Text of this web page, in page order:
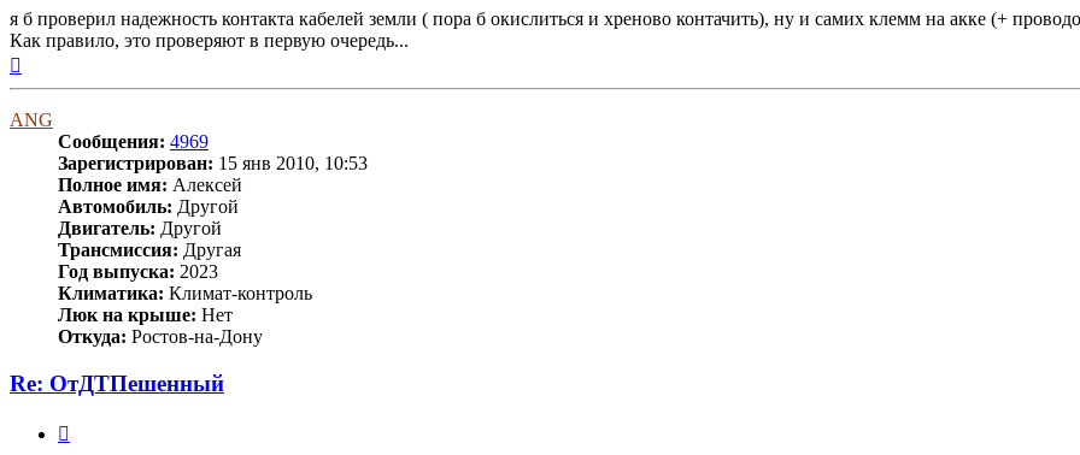
я б проверил надежность контакта кабелей земли ( пора б окислиться и хреново контачить), ну и самих клемм на акке (+
Как правило, это проверяют в первую очередь...
ANG
Сообщения: 4969
Зарегистрирован: 15 янв 2010, 10:53
Полное имя: Алексей
Автомобиль: Другой
Двигатель: Другой
Трансмиссия: Другая
Год выпуска: 2023
Климатика: Климат-контроль
Люк на крыше: Нет
Откуда: Ростов-на-Дону
Re: ОтДТПешенный